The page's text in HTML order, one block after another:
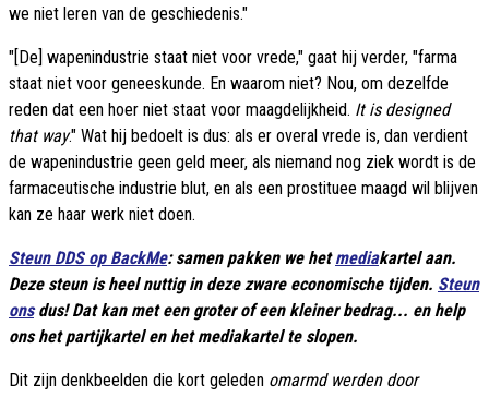
we niet leren van de geschiedenis."
"[De] wapenindustrie staat niet voor vrede," gaat hij verder, "farma
staat niet voor geneeskunde. En waarom niet? Nou, om dezelfde
reden dat een hoer niet staat voor maagdelijkheid. It is designed
that way." Wat hij bedoelt is dus: als er overal vrede is, dan verdient
de wapenindustrie geen geld meer, als niemand nog ziek wordt is de
farmaceutische industrie blut, en als een prostituee maagd wil blijven
kan ze haar werk niet doen.
Steun DDS op BackMe: samen pakken we hetmediakartel aan.
Deze steun is heel nuttig in deze zware economische tijden. Steun
onsdus! Dat kan met een groter of een kleiner bedrag... en help
ons het partijkartel en het mediakartel te slopen.
Dit zijn denkbeelden die kort geleden omarmd werden door